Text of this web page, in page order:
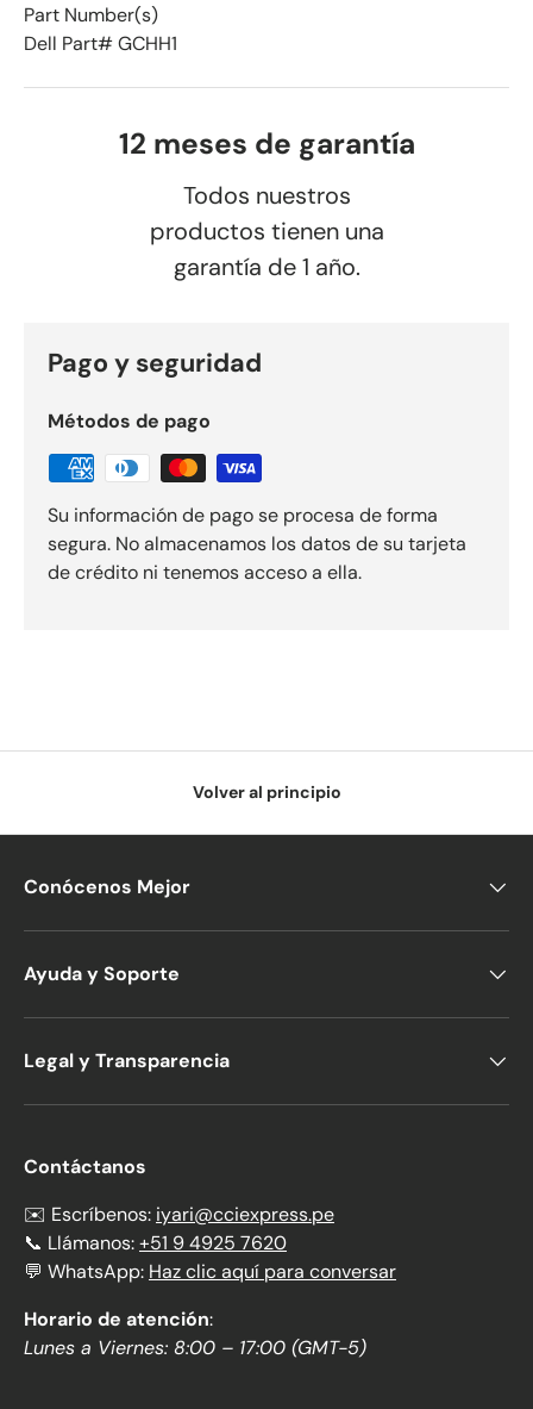
Part Number(s)
Dell Part# GCHH1
12 meses de garantía
Todos nuestros
productos tienen una
garantía de 1 año.
Pago y seguridad
Métodos de pago
Su información de pago se procesa de forma
segura. No almacenamos los datos de su tarjeta
de crédito ni tenemos acceso a ella.
Volver al principio
Conócenos Mejor
Ayuda y Soporte
Legal y Transparencia
Contáctanos
✉️ Escríbenos: iyari@cciexpress.pe
📞 Llámanos:+51 9 4925 7620
💬 WhatsApp: Haz clic aquí para conversar
Horario de atención:
Lunes a Viernes: 8:00 – 17:00 (GMT-5)